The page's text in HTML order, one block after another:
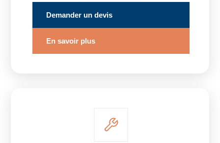
Demander un devis
En savoir plus